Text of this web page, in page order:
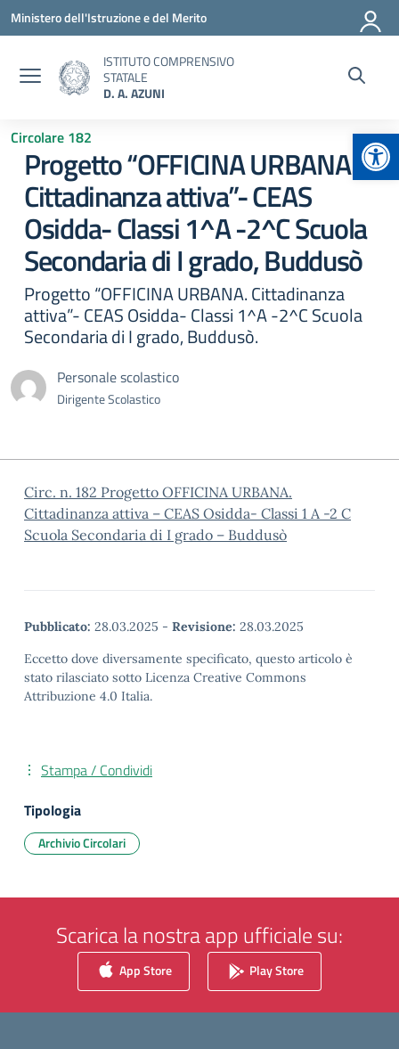
Vai ai contenuti
Vai al menu di navigazione
Vai al footer
Ministero dell'Istruzione e del Merito
ISTITUTO COMPRENSIVO
STATALE
D. A. AZUNI
Circolare 182
Progetto “OFFICINA URBANA.
Cittadinanza attiva”- CEAS
Osidda- Classi 1^A -2^C Scuola
Secondaria di I grado, Buddusò
Progetto “OFFICINA URBANA. Cittadinanza
attiva”- CEAS Osidda- Classi 1^A -2^C Scuola
Secondaria di I grado, Buddusò.
Personale scolastico
Dirigente Scolastico
Circ. n. 182 Progetto OFFICINA URBANA.
Cittadinanza attiva – CEAS Osidda- Classi 1 A -2 C
Scuola Secondaria di I grado – Buddusò
Pubblicato: 28.03.2025 - Revisione: 28.03.2025
Eccetto dove diversamente specificato, questo articolo è
stato rilasciato sotto Licenza Creative Commons
Attribuzione 4.0 Italia.
Stampa / Condividi
Tipologia
Archivio Circolari
Scarica la nostra app ufficiale su:
App Store Play Store